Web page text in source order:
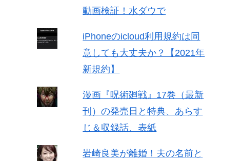
動画検証！水ダウで
iPhoneのicloud利用規約は同
意しても大丈夫か？【2021年
新規約】
漫画『呪術廻戦』17巻（最新
刊）の発売日と特典、あらす
じ＆収録話、表紙
岩崎良美が離婚！夫の名前と